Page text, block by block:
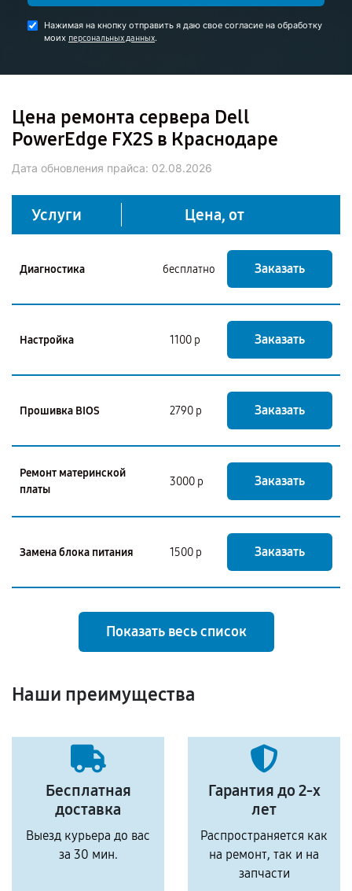
Нажимая на кнопку отправить я даю свое согласие на обработку
моих персональных данных.
Цена ремонта сервера Dell
PowerEdge FX2S в Краснодаре
Дата обновления прайса: 02.08.2026
Услуги Цена, от
Диагностика бесплатно Заказать
Настройка 1100 р Заказать
Прошивка BIOS 2790 р Заказать
Ремонт материнской
платы
3000 р Заказать
Замена блока питания 1500 р Заказать
Показать весь список
Наши преимущества
Бесплатная
доставка
Выезд курьера до вас
за 30 мин.
Гарантия до 2-х
лет
Распространяется как
на ремонт, так и на
запчасти